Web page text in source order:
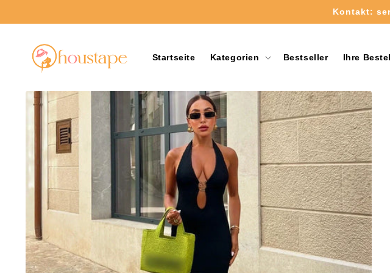
Inhalt
Startseite Kategorien Bestseller Ihre
Zu
Produktinformationen